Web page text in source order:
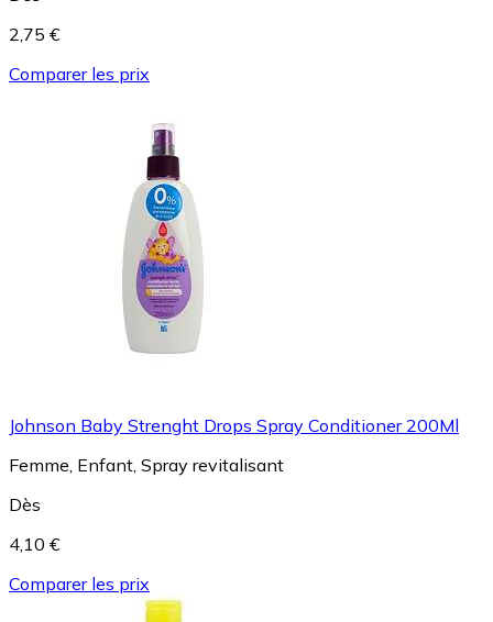
2,75 €
Comparer les prix
Johnson Baby Strenght Drops Spray Conditioner 200Ml
Femme, Enfant, Spray revitalisant
Dès
4,10 €
Comparer les prix